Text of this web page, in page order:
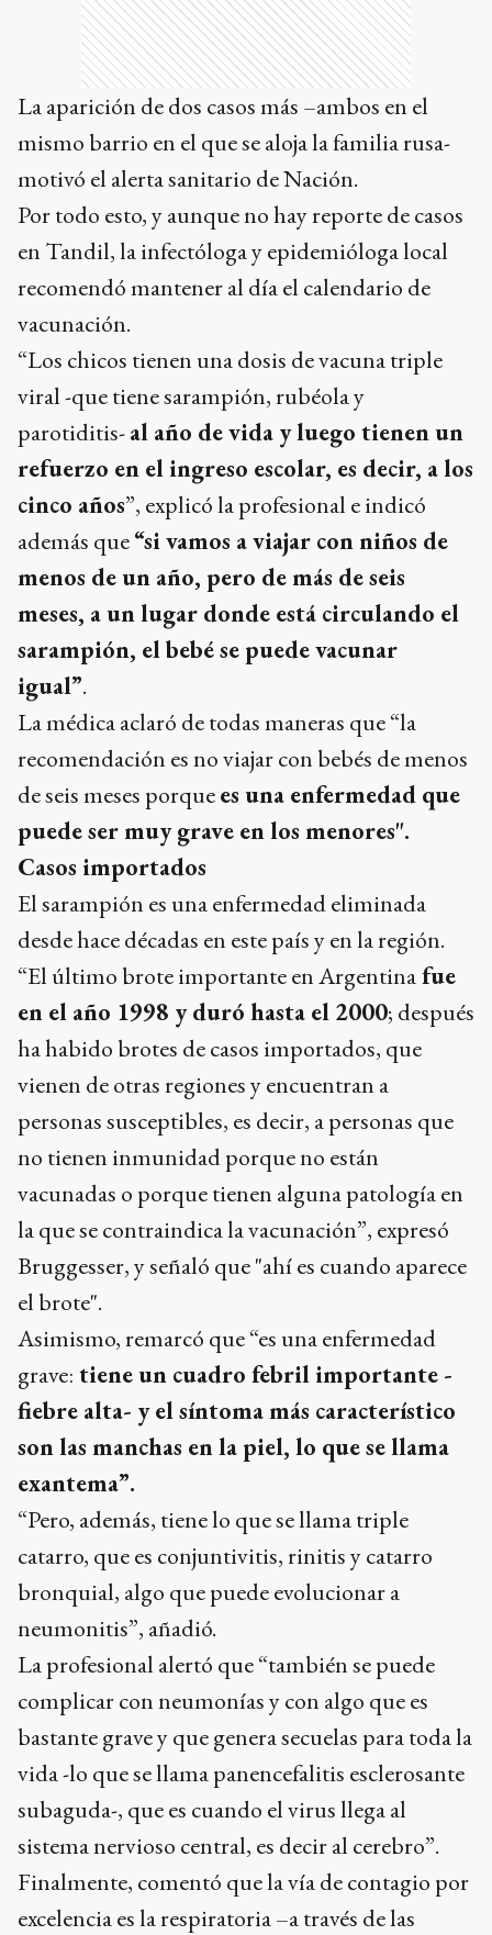
La aparición de dos casos más –ambos en el
mismo barrio en el que se aloja la familia rusa-
motivó el alerta sanitario de Nación.
Por todo esto, y aunque no hay reporte de casos
en Tandil, la infectóloga y epidemióloga local
recomendó mantener al día el calendario de
vacunación.
“Los chicos tienen una dosis de vacuna triple
viral -que tiene sarampión, rubéola y
parotiditis-al año de vida y luego tienen un
refuerzo en el ingreso escolar, es decir, a los
cinco años”, explicó la profesional e indicó
además que“si vamos a viajar con niños de
menos de un año, pero de más de seis
meses, a un lugar donde está circulando el
sarampión, el bebé se puede vacunar
igual”.
La médica aclaró de todas maneras que “la
recomendación es no viajar con bebés de menos
de seis meses porquees una enfermedad que
puede ser muy grave en los menores".
Casos importados
El sarampión es una enfermedad eliminada
desde hace décadas en este país y en la región.
“El último brote importante en Argentinafue
en el año 1998 y duró hasta el 2000; después
ha habido brotes de casos importados, que
vienen de otras regiones y encuentran a
personas susceptibles, es decir, a personas que
no tienen inmunidad porque no están
vacunadas o porque tienen alguna patología en
la que se contraindica la vacunación”, expresó
Bruggesser, y señaló que "ahí es cuando aparece
el brote".
Asimismo, remarcó que “es una enfermedad
grave: tiene un cuadro febril importante -
fiebre alta- y el síntoma más característico
son las manchas en la piel, lo que se llama
exantema”.
“Pero, además, tiene lo que se llama triple
catarro, que es conjuntivitis, rinitis y catarro
bronquial, algo que puede evolucionar a
neumonitis”, añadió.
La profesional alertó que “también se puede
complicar con neumonías y con algo que es
bastante grave y que genera secuelas para toda la
vida -lo que se llama panencefalitis esclerosante
subaguda-, que es cuando el virus llega al
sistema nervioso central, es decir al cerebro”.
Finalmente, comentó que la vía de contagio por
excelencia es la respiratoria –a través de las